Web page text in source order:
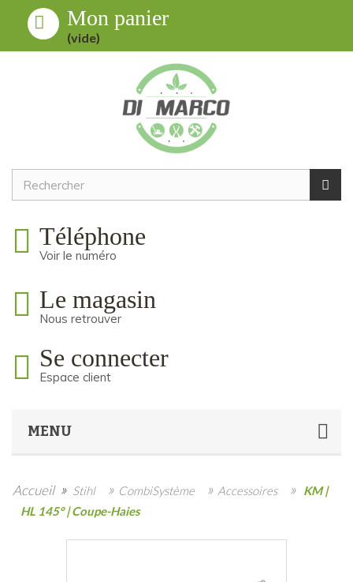
Mon panier
(vide)
Téléphone
Voir le numéro
Le magasin
Nous retrouver
Se connecter
Espace client
MENU
Accueil » Stihl » CombiSystème » Accessoires » KM |
HL 145° | Coupe-Haies